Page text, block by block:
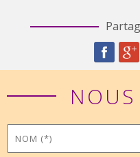
Nom*
Prénom